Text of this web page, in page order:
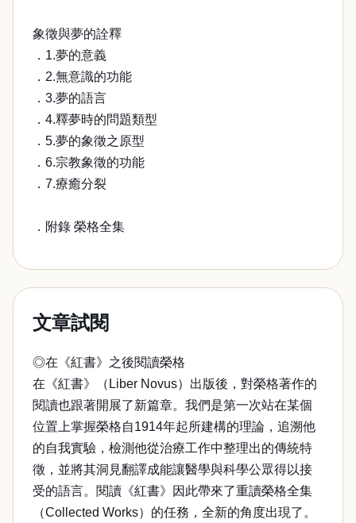
象徵與夢的詮釋
．1.夢的意義
．2.無意識的功能
．3.夢的語言
．4.釋夢時的問題類型
．5.夢的象徵之原型
．6.宗教象徵的功能
．7.療癒分裂
．附錄 榮格全集
文章試閱
◎在《紅書》之後閱讀榮格
在《紅書》（Liber Novus）出版後，對榮格著作的
閱讀也跟著開展了新篇章。我們是第一次站在某個
位置上掌握榮格自1914年起所建構的理論，追溯他
的自我實驗，檢測他從治療工作中整理出的傳統特
徵，並將其洞見翻譯成能讓醫學與科學公眾得以接
受的語言。閱讀《紅書》因此帶來了重讀榮格全集
（Collected Works）的任務，全新的角度出現了。